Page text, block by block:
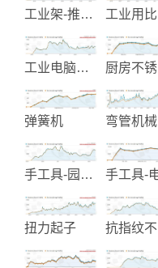
工业架-推车和储存设备
工业电脑机壳-面板-散热片
弹簧机 弯管机械
手工具-园艺用锯子
扭力起子